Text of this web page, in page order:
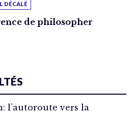
DÉCALÉ
de philosopher
l’autoroute vers la